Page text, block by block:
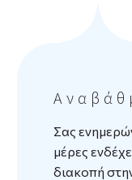
Σας
μέρες
διακοπή